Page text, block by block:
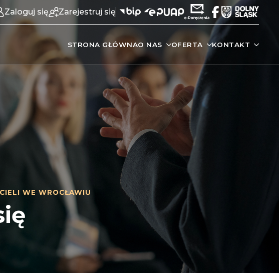
Zaloguj się Zarejestruj się
STRONA GŁÓWNAO NAS OFERTA KONTAKT
WE WROCŁAWIU